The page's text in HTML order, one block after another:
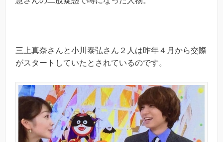
三上真奈さんと小川泰弘さん２人は昨年４月から交際
がスタートしていたとされているのです。